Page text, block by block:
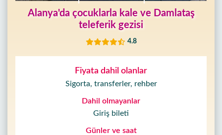
Alanya'da çocuklarla kale ve Damlataş
teleferik gezisi
4.8
Fiyata dahil olanlar
Sigorta, transferler, rehber
Dahil olmayanlar
Giriş bileti
Günler ve saat